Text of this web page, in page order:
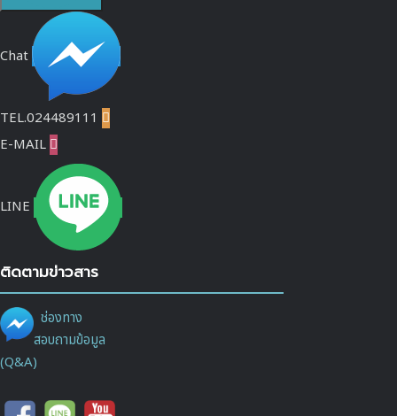
Chat
TEL.024489111 
E-MAIL 
LINE
ติดตามข่าวสาร
ช่องทาง
สอบถามข้อมูล
(Q&A)